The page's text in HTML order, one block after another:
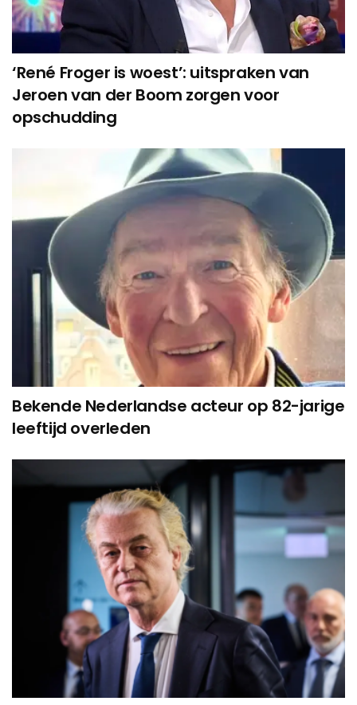
‘René Froger is woest’: uitspraken van
Jeroen van der Boom zorgen voor
opschudding
Bekende Nederlandse acteur op 82-jarige
leeftijd overleden